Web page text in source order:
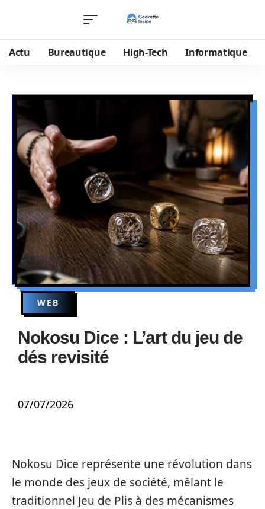
Actu Bureautique High-Tech Informatique
WEB
Nokosu Dice : L’art du jeu de
dés revisité
07/07/2026
Nokosu Dice représente une révolution dans
le monde des jeux de société, mêlant le
traditionnel Jeu de Plis à des mécanismes